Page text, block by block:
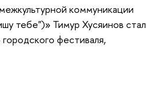
коммуникации
тебе")» Тимур Хусяинов стал
фестиваля,